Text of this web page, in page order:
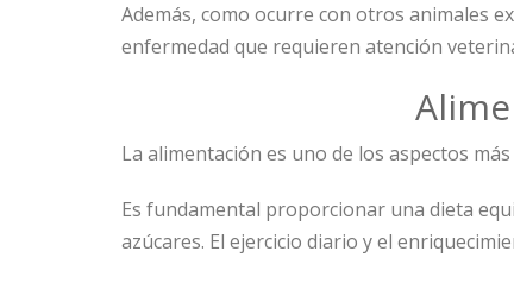
Además, como ocurre con otros animales
enfermedad que requieren atención
La alimentación es uno de los aspectos
Es fundamental proporcionar una dieta
azúcares. El ejercicio diario y el